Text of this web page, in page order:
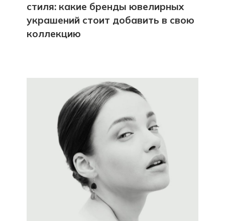
стиля: какие бренды ювелирных
украшений стоит добавить в свою
коллекцию